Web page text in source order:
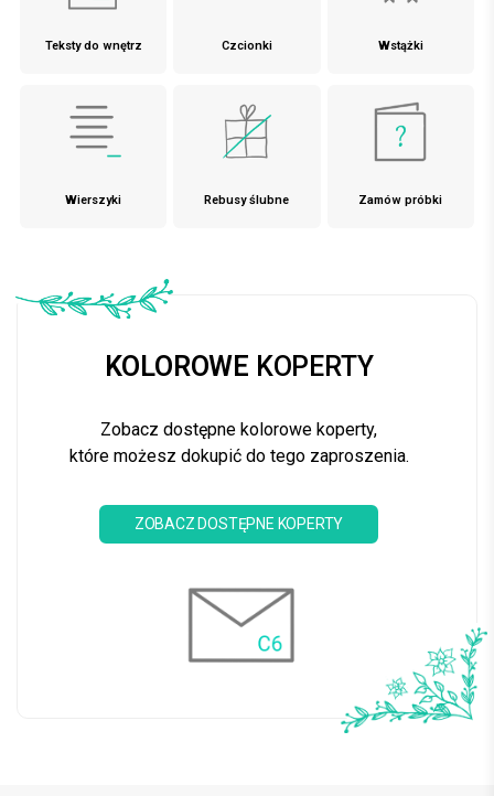
Teksty do wnętrz Czcionki Wstążki
Wierszyki Rebusy ślubne Zamów próbki
KOLOROWE KOPERTY
Zobacz dostępne kolorowe koperty,
które możesz dokupić do tego zaproszenia.
ZOBACZ DOSTĘPNE KOPERTY